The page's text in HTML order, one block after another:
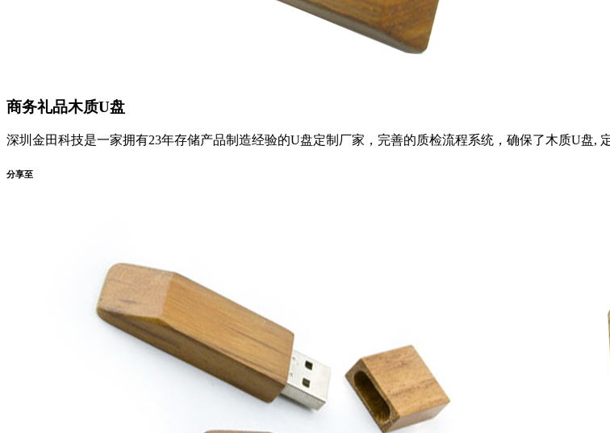
商务礼品木质U盘
深圳金田科技是一家拥有23年存储产品制造经验的U盘定制厂家，完善的质检流程系统，确保了木质U盘,
分享至